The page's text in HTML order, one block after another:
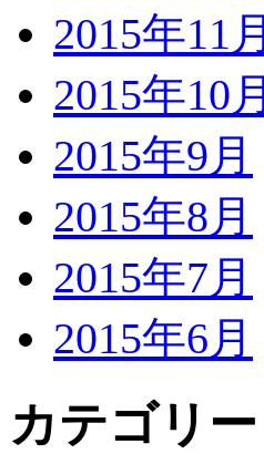
2015年11月
2015年10月
2015年9月
2015年8月
2015年7月
2015年6月
カテゴリー